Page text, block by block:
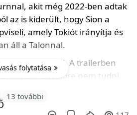
akit még 2022-ben adtak
az is kiderült, hogy Sion a
amely Tokiót irányítja és
áll a Talonnal.
osztályt erősíti. A trailerben
bár egyelőre nem tudni,
folytatása
13 további